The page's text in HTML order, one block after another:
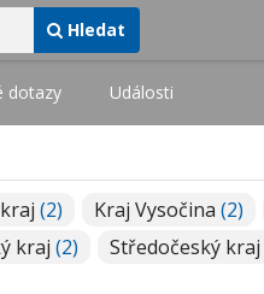
Hledat
dotazy Události
(2) Kraj Vysočina (2)
kraj (2) Středočeský kraj